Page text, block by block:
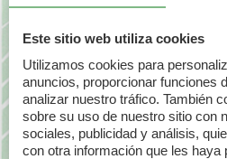
dudas en las compras de
Alba de Caprichos a Diario
Si tu también quieres se una
probadoras puedes
en nuestra secciono del blog
Probadoras
…¡Te estamos
Este sitio web utiliza cookies
Utilizamos cookies para
anuncios, proporcionar funciones
analizar nuestro tráfico. También
sobre su uso de nuestro sitio con
sociales, publicidad y análisis,
con otra información que les haya